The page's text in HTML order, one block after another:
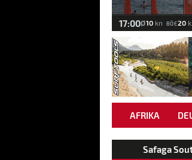
17:00Ø10 kn BÖE20
AFRIKA
Safaga